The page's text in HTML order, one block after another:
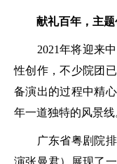
献礼百年，主题
2021年将迎来中
性创作，不少院团
备演出的过程中精
年一道独特的风景线
广东省粤剧院排
演张曼君）展现了